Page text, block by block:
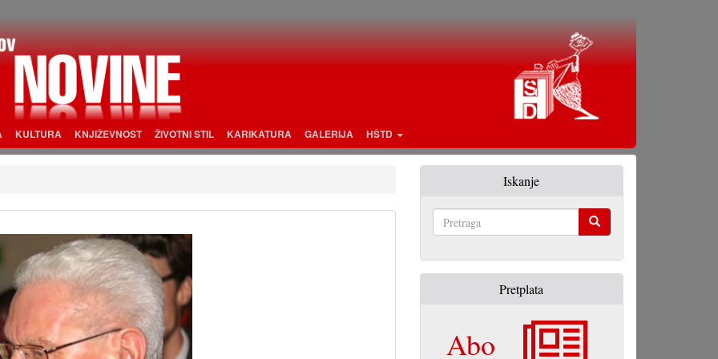
KULTURA KNJIŽEVNOST ŽIVOTNI STIL KARIKATURA GALERIJA HŠTD
Iskanje
Pretplata
Abo